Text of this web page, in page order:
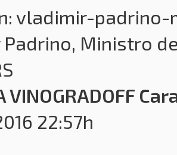
Ministro
VINOGRADOFF
22:57h